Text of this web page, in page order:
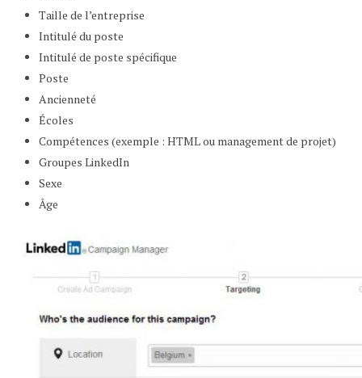
Taille de l’entreprise
Intitulé du poste
Intitulé de poste spécifique
Poste
Ancienneté
Écoles
Compétences (exemple : HTML ou management de projet)
Groupes LinkedIn
Sexe
Âge